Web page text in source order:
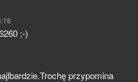
;-)
przypomina